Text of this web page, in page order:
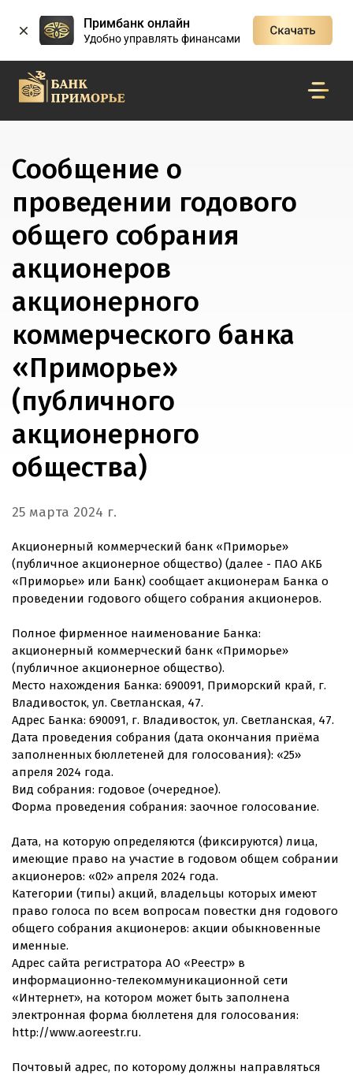
Примбанк онлайн
Удобно управлять финансами
Сообщение о
проведении годового
общего собрания
акционеров
акционерного
коммерческого банка
«Приморье»
(публичного
акционерного
общества)
25 марта 2024 г.
Акционерный коммерческий банк «Приморье»
(публичное акционерное общество) (далее - ПАО АКБ
«Приморье» или Банк) сообщает акционерам Банка о
проведении годового общего собрания акционеров.
Полное фирменное наименование Банка:
акционерный коммерческий банк «Приморье»
(публичное акционерное общество).
Место нахождения Банка: 690091, Приморский край, г.
Владивосток, ул. Светланская, 47.
Адрес Банка: 690091, г. Владивосток, ул. Светланская, 47.
Дата проведения собрания (дата окончания приёма
заполненных бюллетеней для голосования): «25»
апреля 2024 года.
Вид собрания: годовое (очередное).
Форма проведения собрания: заочное голосование.
Дата, на которую определяются (фиксируются) лица,
имеющие право на участие в годовом общем собрании
акционеров: «02» апреля 2024 года.
Категории (типы) акций, владельцы которых имеют
право голоса по всем вопросам повестки дня годового
общего собрания акционеров: акции обыкновенные
именные.
Адрес сайта регистратора АО «Реестр» в
информационно-телекоммуникационной сети
«Интернет», на котором может быть заполнена
электронная форма бюллетеня для голосования:
http://www.aoreestr.ru.
Почтовый адрес, по которому должны направляться